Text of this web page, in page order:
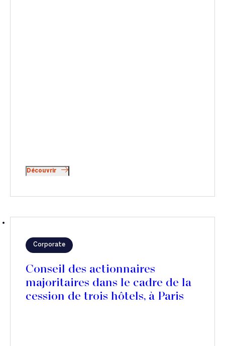
Découvrir
Corporate
Conseil des actionnaires
majoritaires dans le cadre de la
cession de trois hôtels, à Paris